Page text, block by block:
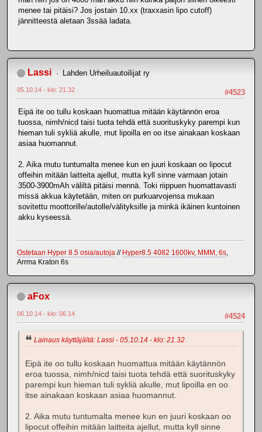
menee tai pitäisi? Jos jostain 10.xx (traxxasin lipo cutoff)
jännitteestä aletaan 3ssää ladata.
Lassi Lahden Urheiluautoilijat ry
#4523
05.10.14 - klo: 21.32
Eipä ite oo tullu koskaan huomattua mitään käytännön eroa
tuossa, nimh/nicd taisi tuota tehdä että suorituskyky parempi kun
hieman tuli sykliä akulle, mut lipoilla en oo itse ainakaan koskaan
asiaa huomannut.
2. Aika mutu tuntumalta menee kun en juuri koskaan oo lipocut
offeihin mitään laitteita ajellut, mutta kyll sinne varmaan jotain
3500-3900mAh väliltä pitäisi mennä. Toki riippuen huomattavasti
missä akkua käytetään, miten on purkuarvojensa mukaan
sovitettu moottorille/autolle/välityksille ja minkä ikäinen kuntoinen
akku kyseessä.
Ostetaan Hyper 8.5 osia/autoja // Hyper8.5 4082 1600kv, MMM, 6s
Arrma Kraton 6s
aFox
#4524
06.10.14 - klo: 06.14
Lainaus käyttäjältä: Lassi - 05.10.14 - klo: 21.32
Eipä ite oo tullu koskaan huomattua mitään käytännön
eroa tuossa, nimh/nicd taisi tuota tehdä että suorituskyky
parempi kun hieman tuli sykliä akulle, mut lipoilla en oo
itse ainakaan koskaan asiaa huomannut.
2. Aika mutu tuntumalta menee kun en juuri koskaan oo
lipocut offeihin mitään laitteita ajellut, mutta kyll sinne